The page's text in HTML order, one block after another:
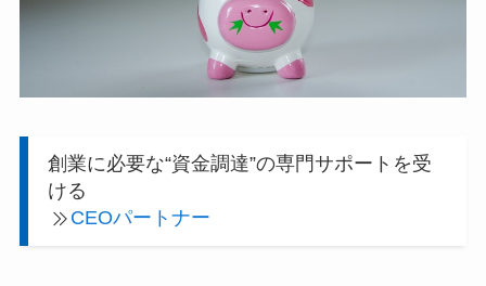
創業に必要な“資金調達”の専門サポートを受
ける
CEOパートナー